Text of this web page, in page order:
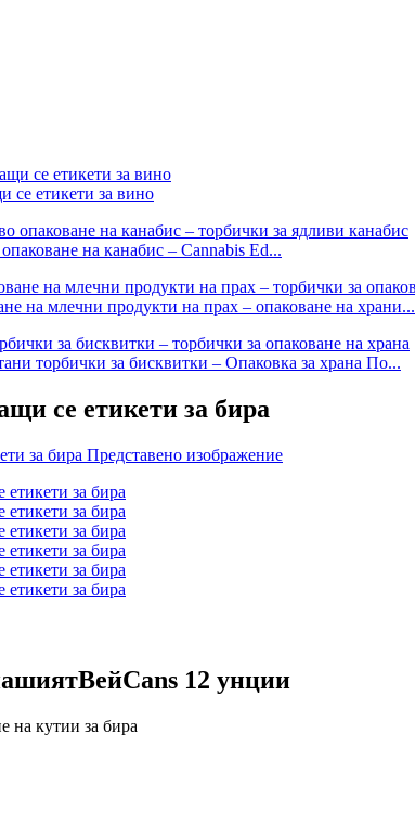
се етикети за вино
на канабис – Cannabis Ed...
на млечни продукти на прах – опаковане на храни...
торбички за бисквитки – Опаковка за храна По...
се етикети за бира
BейCans 12 унции
на кутии за бира